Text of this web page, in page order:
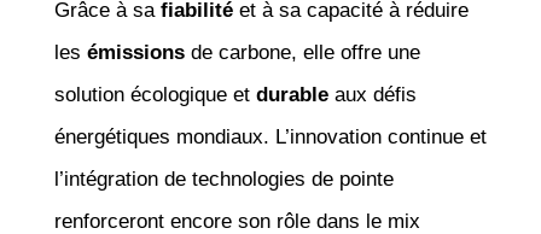
Grâce à sa fiabilitéet à sa capacité à réduire
les émissionsde carbone, elle offre une
solution écologique et durableaux défis
énergétiques mondiaux. L’innovation continue et
l’intégration de technologies de pointe
renforceront encore son rôle dans le mix